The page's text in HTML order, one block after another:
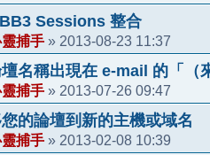
Sessions 整合
捕手 » 2013-08-23 11:37
名稱出現在 e-mail 的「（
捕手 » 2013-07-26 09:47
的論壇到新的主機或域名
捕手 » 2013-02-08 10:39